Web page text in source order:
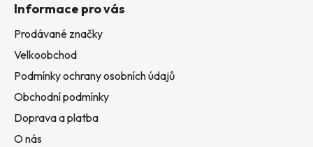
Informace pro vás
Prodávané značky
Velkoobchod
Podmínky ochrany osobních údajů
Obchodní podmínky
Doprava a platba
O nás